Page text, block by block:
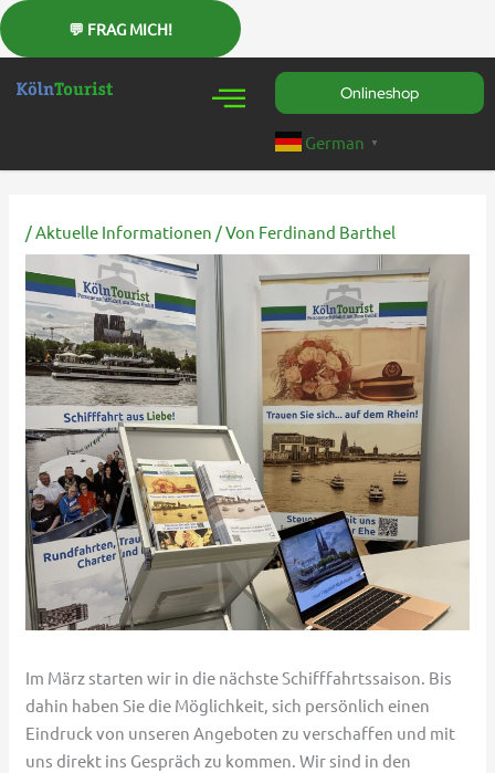
Inhalt
springen
Onlineshop
German ▼
/ Aktuelle Informationen / Von Ferdinand Barthel
Im März starten wir in die nächste Schifffahrtssaison. Bis
dahin haben Sie die Möglichkeit, sich persönlich einen
Eindruck von unseren Angeboten zu verschaffen und mit
uns direkt ins Gespräch zu kommen. Wir sind in den